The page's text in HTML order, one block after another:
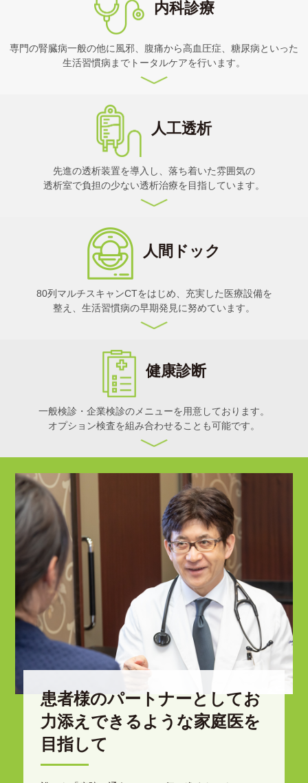
内科診療
専門の腎臓病一般の他に風邪、腹痛から高血圧症、糖尿病といった
生活習慣病までトータルケアを行います。
人工透析
先進の透析装置を導入し、落ち着いた雰囲気の
透析室で負担の少ない透析治療を目指しています。
人間ドック
80列マルチスキャンCTをはじめ、充実した医療設備を
整え、生活習慣病の早期発見に努めています。
健康診断
一般検診・企業検診のメニューを用意しております。
オプション検査を組み合わせることも可能です。
患者様のパートナーとしてお
力添えできるような家庭医を
目指して